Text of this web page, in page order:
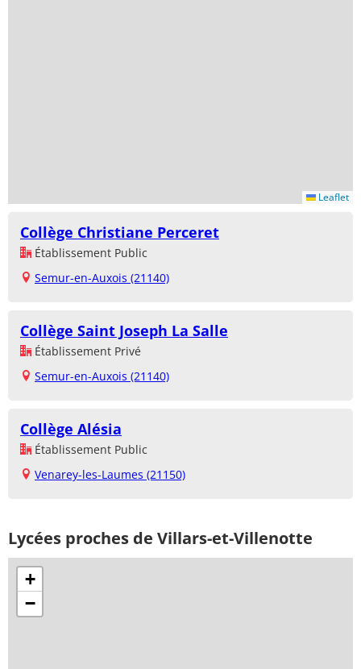
Leaflet
Collège Christiane Perceret
Établissement Public
Semur-en-Auxois (21140)
Collège Saint Joseph La Salle
Établissement Privé
Semur-en-Auxois (21140)
Collège Alésia
Établissement Public
Venarey-les-Laumes (21150)
Lycées proches de Villars-et-Villenotte
+
−